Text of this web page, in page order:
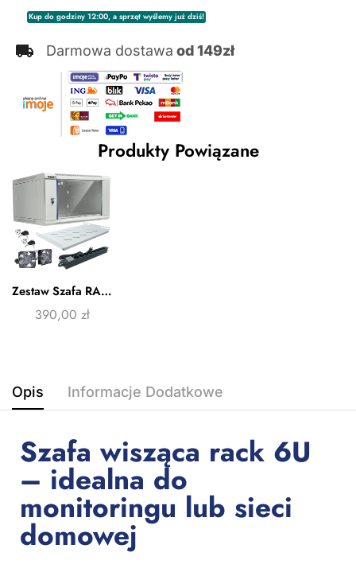
Kup do godziny 12:00, a sprzęt wyślemy już dziś!
Darmowa dostawa od 149zł
Produkty Powiązane
Zestaw Szafa RACK 6U 600×450 wisząca, szara + akcesoria RL-4506WRE-G Racktel
390,00 zł
Opis Informacje Dodatkowe
Szafa wisząca rack 6U
– idealna do
monitoringu lub sieci
domowej